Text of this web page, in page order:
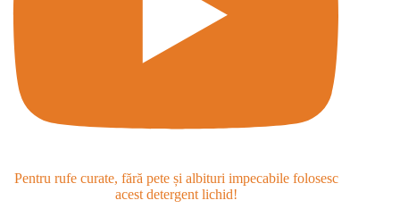
Pentru rufe curate, fără pete și albituri impecabile folosesc
acest detergent lichid!